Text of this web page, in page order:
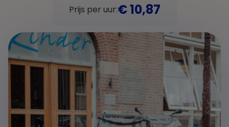
Prijs per uur:€ 10,87